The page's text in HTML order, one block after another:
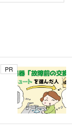
PR